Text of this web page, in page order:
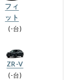
フィ
ット
-台
ZR-V
-台